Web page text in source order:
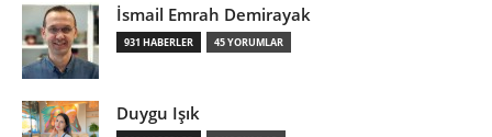
İsmail Emrah Demirayak
931 HABERLER 45 YORUMLAR
Duygu Işık